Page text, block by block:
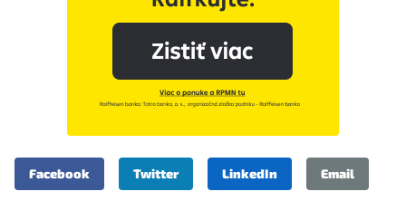
Facebook Twitter LinkedIn Email